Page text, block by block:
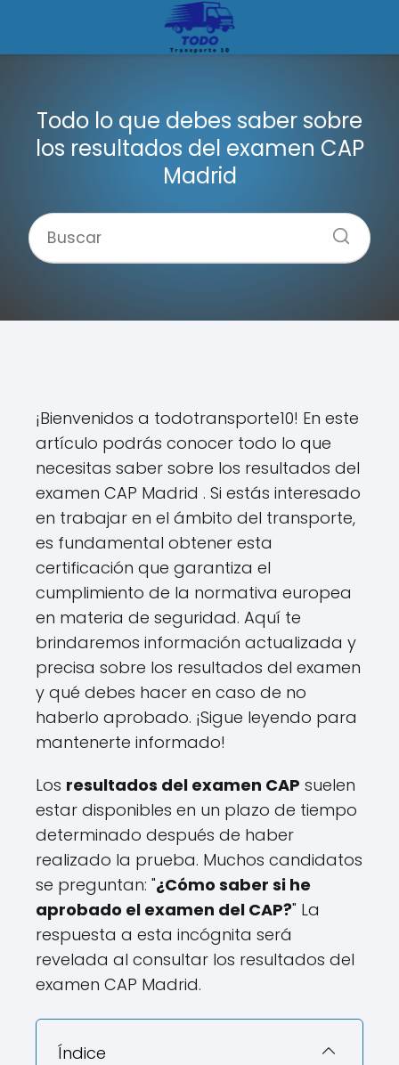
Todo lo que debes saber sobre
los resultados del examen CAP
Madrid
¡Bienvenidos a todotransporte10! En este
artículo podrás conocer todo lo que
necesitas saber sobre los resultados del
examen CAP Madrid . Si estás interesado
en trabajar en el ámbito del transporte,
es fundamental obtener esta
certificación que garantiza el
cumplimiento de la normativa europea
en materia de seguridad. Aquí te
brindaremos información actualizada y
precisa sobre los resultados del examen
y qué debes hacer en caso de no
haberlo aprobado. ¡Sigue leyendo para
mantenerte informado!
Los resultados del examen CAP suelen
estar disponibles en un plazo de tiempo
determinado después de haber
realizado la prueba. Muchos candidatos
se preguntan: "¿Cómo saber si he
aprobado el examen del CAP?" La
respuesta a esta incógnita será
revelada al consultar los resultados del
examen CAP Madrid.
Índice